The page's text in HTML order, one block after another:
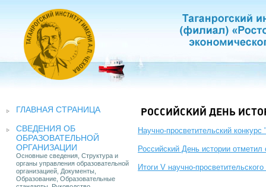
ГЛАВНАЯ СТРАНИЦА
СВЕДЕНИЯ ОБ
ОБРАЗОВАТЕЛЬНОЙ
ОРГАНИЗАЦИИ
Основные сведения, Структура и
органы управления образовательной
организацией, Документы,
Образование, Образовательные
РОССИЙСКИЙ ДЕНЬ
Научно-просветительский
Российский День истории
Итоги V научно-